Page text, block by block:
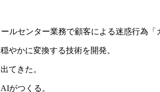
ルセンター業務で顧客による迷惑行為
やかに変換する技術を開発。
てきた。
がつくる。